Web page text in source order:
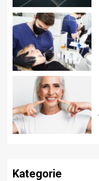
Kategorie